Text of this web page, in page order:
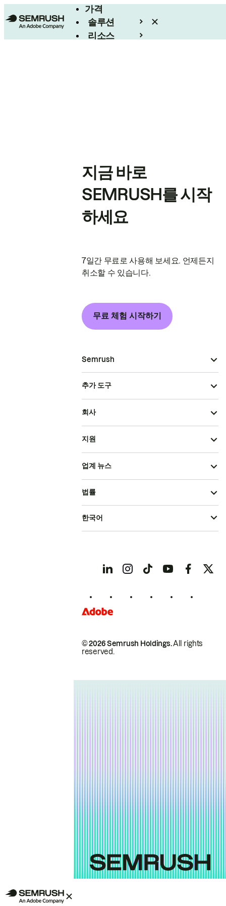
가격
솔루션
리소스
지금 바로
SEMRUSH를 시작
하세요
7일간 무료로 사용해 보세요. 언제든지
취소할 수 있습니다.
무료 체험 시작하기
Semrush
추가 도구
회사
지원
업계 뉴스
© 2026 Semrush Holdings.All rights
reserved.
법률
한국어